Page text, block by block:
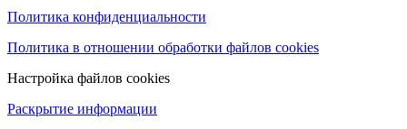
Политика конфиденциальности
Политика в отношении обработки файлов cookies
Настройка файлов cookies
Раскрытие информации